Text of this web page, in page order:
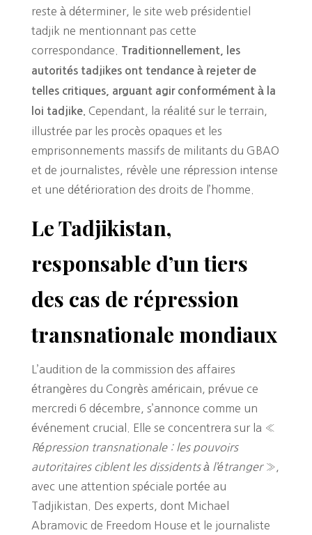
reste à déterminer, le site web présidentiel
tadjik ne mentionnant pas cette
correspondance.
Traditionnellement, les
autorités tadjikes ont tendance à rejeter de
telles critiques, arguant agir conformément à la
loi tadjike. Cependant, la réalité sur le terrain,
illustrée par les procès opaques et les
emprisonnements massifs de militants du GBAO
et de journalistes, révèle une répression intense
et une détérioration des droits de l’homme.
Le Tadjikistan,
responsable d’un tiers
des cas de répression
transnationale mondiaux
L’audition de la commission des affaires
étrangères du Congrès américain, prévue ce
mercredi 6 décembre, s’annonce comme un
événement crucial. Elle se concentrera sur la «
Répression transnationale : les pouvoirs
autoritaires ciblent les dissidents à l’étranger»,
avec une attention spéciale portée au
Tadjikistan. Des experts, dont Michael
Abramovic de Freedom House et le journaliste